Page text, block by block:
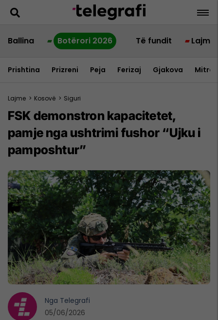
Ballina Botërori 2026 Të fundit Lajme
Prishtina Prizreni Peja Ferizaj Gjakova
Lajme > Kosovë > Siguri
FSK demonstron kapacitetet,
pamje nga ushtrimi fushor “Ujku i
pamposhtur”
Nga Telegrafi
05/06/2026